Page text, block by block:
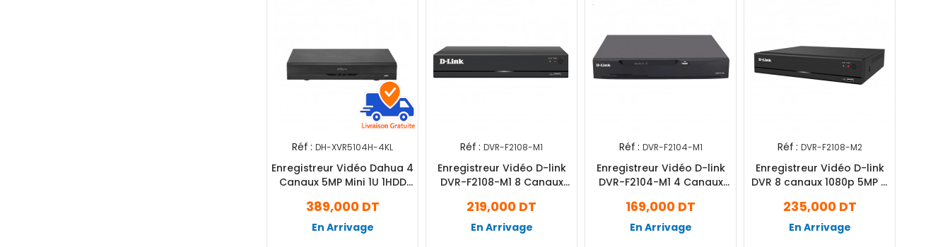
Réf : DH-XVR5104H-4KL
Enregistreur Vidéo Dahua 4
Canaux 5MP Mini 1U 1HDD
389,000 DT
En Arrivage
Réf : DVR-F2108-M1
Enregistreur Vidéo D-link
DVR-F2108-M1 8 Canaux
219,000 DT
En Arrivage
Réf : DVR-F2104-M1
Enregistreur Vidéo D-link
DVR-F2104-M1 4 Canaux
169,000 DT
En Arrivage
Réf : DVR-F2108-M2
Enregistreur Vidéo D-link
DVR 8 canaux 1080p 5MP à
235,000 DT
En Arrivage